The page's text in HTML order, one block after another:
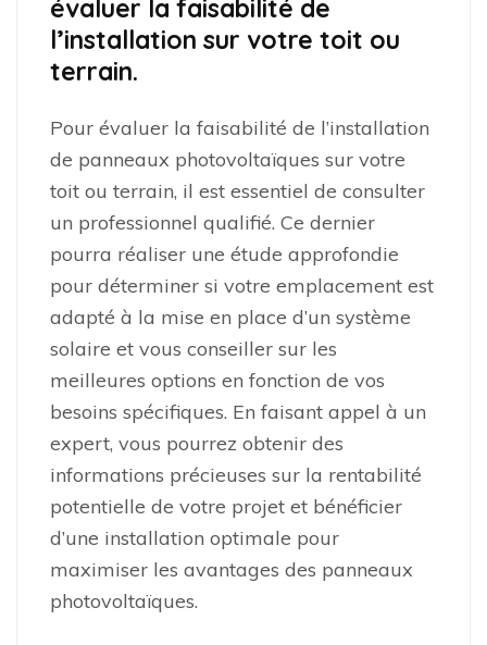
évaluer la faisabilité de
l’installation sur votre toit ou
terrain.
Pour évaluer la faisabilité de l’installation
de panneaux photovoltaïques sur votre
toit ou terrain, il est essentiel de consulter
un professionnel qualifié. Ce dernier
pourra réaliser une étude approfondie
pour déterminer si votre emplacement est
adapté à la mise en place d’un système
solaire et vous conseiller sur les
meilleures options en fonction de vos
besoins spécifiques. En faisant appel à un
expert, vous pourrez obtenir des
informations précieuses sur la rentabilité
potentielle de votre projet et bénéficier
d’une installation optimale pour
maximiser les avantages des panneaux
photovoltaïques.